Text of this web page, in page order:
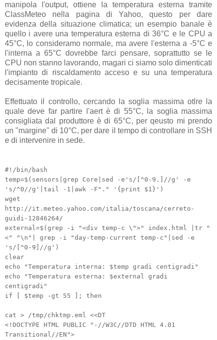
manipola l'output, ottiene la temperatura esterna tramite
ClassMeteo nella pagina di Yahoo, questo per dare
evidenza della situazione climatica; un esempio banale è
quello i avere una temperatura esterna di 36°C e le CPU a
45°C, lo consideramo normale, ma avere l'esterna a -5°C e
l'interna a 65°C dovrebbe farci pensare, soprattutto se le
CPU non stanno lavorando, magari ci siamo solo dimenticati
l'impianto di riscaldamento acceso e su una temperatura
decisamente tropicale.
Effettuato il controllo, cercando la soglia massima otlre la
quale deve far partire l'aert è di 55°C, la soglia massima
consigliata dal produttore è di 65°C, per qeusto mi prendo
un "margine" di 10°C, per dare il tempo di controllare in SSH
e di intervenire in sede.
#!/bin/bash
temp=$(sensors|grep Core|sed -e's/[^0-9.]//g' -e
's/^0//g'|tail -1|awk -F"." '{print $1}')
wget
http://it.meteo.yahoo.com/italia/toscana/cerreto-
guidi-12846264/
external=$(grep -i "<div temp-c \">" index.html |tr "
<" "\n"| grep -i "day-temp-current temp-c"|sed -e
's/[^0-9]//g')
clear
echo "Temperatura interna: $temp gradi centigradi"
echo "Temperatura esterna: $external gradi
centigradi"
if [ $temp -gt 55 ]; then
cat > /tmp/chktmp.eml <<DT
<!DOCTYPE HTML PUBLIC "-//W3C//DTD HTML 4.01
Transitional//EN">